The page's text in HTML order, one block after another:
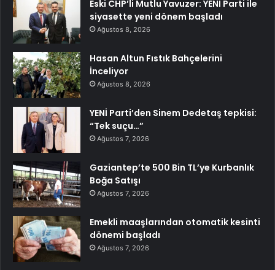
Eski CHP’li Mutlu Yavuzer: YENİ Parti ile
siyasette yeni dönem başladı
Ağustos 8, 2026
Hasan Altun Fıstık Bahçelerini
İnceliyor
Ağustos 8, 2026
YENİ Parti’den Sinem Dedetaş tepkisi:
“Tek suçu…”
Ağustos 7, 2026
Gaziantep’te 500 Bin TL’ye Kurbanlık
Boğa Satışı
Ağustos 7, 2026
Emekli maaşlarından otomatik kesinti
dönemi başladı
Ağustos 7, 2026